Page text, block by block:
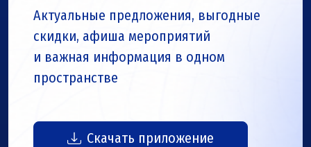
Актуальные предложения, выгодные
скидки, афиша мероприятий
и важная информация в одном
пространстве
Скачать приложение